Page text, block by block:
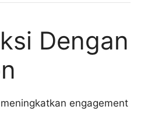
Dengan
engagement